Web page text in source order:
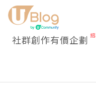
社群創作有價企劃